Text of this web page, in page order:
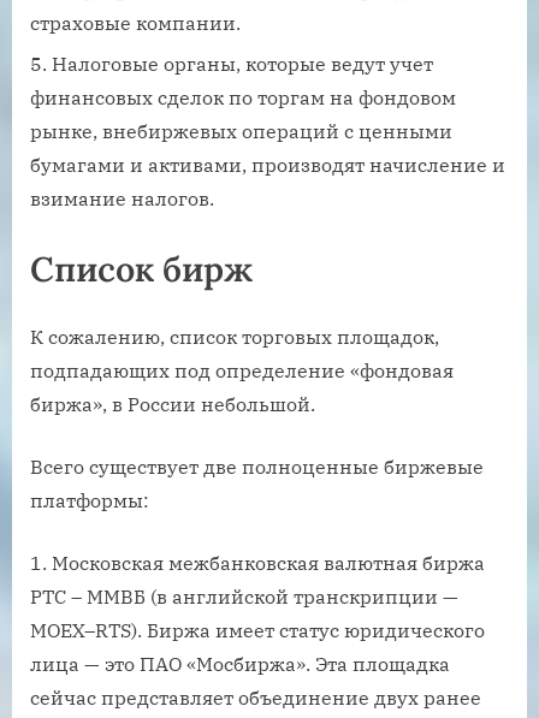
страховые компании.
Налоговые органы, которые ведут учет
финансовых сделок по торгам на фондовом
рынке, внебиржевых операций с ценными
бумагами и активами, производят начисление и
взимание налогов.
Список бирж
К сожалению, список торговых площадок,
подпадающих под определение «фондовая
биржа», в России небольшой.
Всего существует две полноценные биржевые
платформы:
Московская межбанковская валютная биржа
РТС – ММВБ (в английской транскрипции —
MOEX–RTS). Биржа имеет статус юридического
лица — это ПАО «Мосбиржа». Эта площадка
сейчас представляет объединение двух ранее